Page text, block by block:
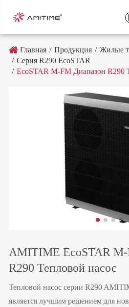
Главная Продукция
Жилые
Серия R290 EcoSTAR
EcoSTAR M-FM Диапазон R290
AMITIME EcoSTAR M-
R290 Тепловой насос
Тепловой насос серии R290
является лучшим решением для